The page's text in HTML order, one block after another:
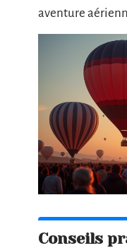
aventure
Conseils